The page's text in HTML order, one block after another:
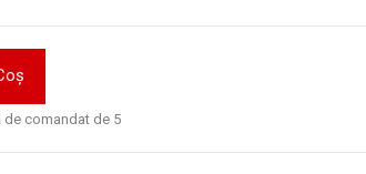
comandat de 5